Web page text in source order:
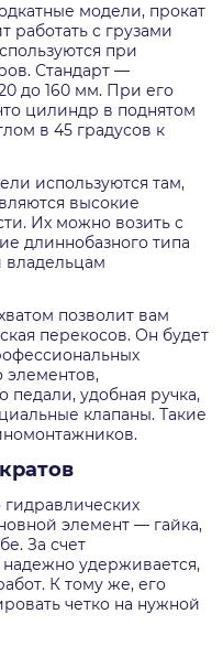
модели, прокат
работать с грузами
при
Стандарт —
до 160 мм. При его
цилиндр в поднятом
в 45 градусов к
используются там,
высокие
Их можно возить с
длиннобазного типа
владельцам
позволит вам
перекосов. Он будет
элементов,
удобная ручка,
клапаны. Такие
элемент — гайка,
За счет
удерживается,
К тому же, его
четко на нужной